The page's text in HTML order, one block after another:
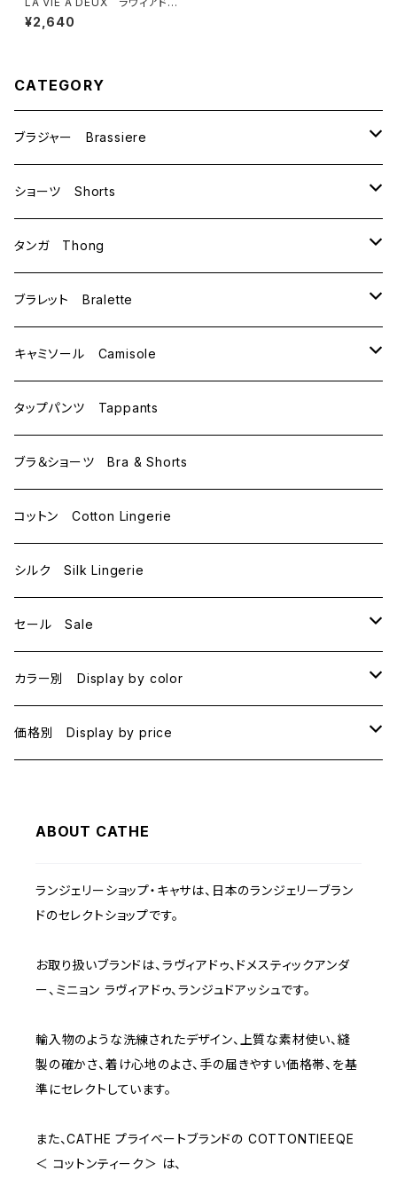
ゥ ミンヒュッゲ ショーツ（ブ
ラック）SHORTS BLACK 625
¥2,640
CATEGORY
ブラジャー Brassiere
B70
B75
C65
C70
C75
D65
D70
E70
ショーツ Shorts
M
L
タンガ Thong
M
ブラレット Bralette
M
L
キャミソール Camisole
M
L
タップパンツ Tappants
ブラ＆ショーツ Bra & Shorts
コットン Cotton Lingerie
シルク Silk Lingerie
セール Sale
B70
B75
C70
C75
E70
カラー別 Display by color
BLACK
BEIGE
NAVY
YELLOW
PURPLE
価格別 Display by price
1000~
2000~
5000~
ABOUT CATHE
ランジェリーショップ・キャサは、日本のランジェリーブラン
ドのセレクトショップです。
お取り扱いブランドは、ラヴィアドゥ、ドメスティックアンダ
ー、ミニョン ラヴィアドゥ、ランジュドアッシュです。
輸入物のような洗練されたデザイン、上質な素材使い、縫
製の確かさ、着け心地のよさ、手の届きやすい価格帯、を基
準にセレクトしています。
また、CATHE プライベートブランドの COTTONTIEEQE
＜ コットンティーク＞ は、